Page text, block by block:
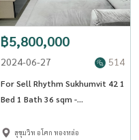
฿5,800,000
2024-06-27 514
For Sell Rhythm Sukhumvit 42 1
Bed 1 Bath 36 sqm -
สุขุมวิท อโศก ทองหล่อ